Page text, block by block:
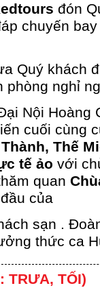
đón
chuyến
Quý khách
phòng nghỉ
Nội Hoàng
cuối cùng
Thế
tế ảo với
quan
của
sạn .
thức ca
TRƯA, TỐI)